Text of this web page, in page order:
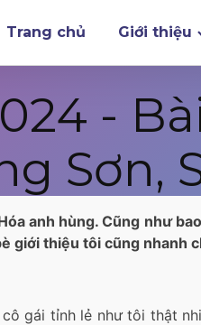
Trang chủ Giới thiệu
-
Sơn,
anh hùng. Cũng như
giới thiệu tôi cũng
gái tỉnh lẻ như tôi thật